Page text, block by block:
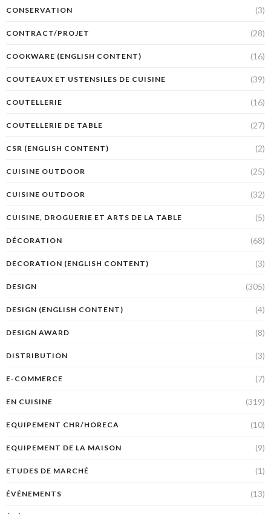
CONSERVATION (3)
CONTRACT/PROJET (28)
COOKWARE (ENGLISH CONTENT) (16)
COUTEAUX ET USTENSILES DE CUISINE (39)
COUTELLERIE (16)
COUTELLERIE DE TABLE (27)
CSR (ENGLISH CONTENT) (2)
CUISINE OUTDOOR (25)
CUISINE OUTDOOR (32)
CUISINE, DROGUERIE ET ARTS DE LA TABLE (5)
DÉCORATION (68)
DECORATION (ENGLISH CONTENT) (3)
DESIGN (305)
DESIGN (ENGLISH CONTENT) (4)
DESIGN AWARD (8)
DISTRIBUTION (3)
E-COMMERCE (7)
EN CUISINE (319)
EQUIPEMENT CHR/HORECA (10)
EQUIPEMENT DE LA MAISON (9)
ETUDES DE MARCHÉ (1)
ÉVÉNEMENTS (13)